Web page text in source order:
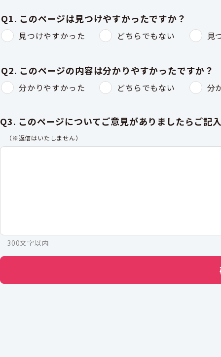
Q1. このページは見つけやすかったですか？
見つけやすかった どちらでもない 見
Q2. このページの内容は分かりやすかったですか？
分かりやすかった どちらでもない 分
Q3. このページについてご意見がありましたらご記
（※返信はいたしません）
300文字以内